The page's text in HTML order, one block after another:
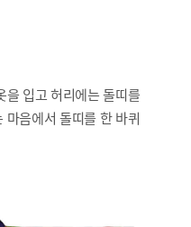
을 입고 허리에는 돌띠를
음에서 돌띠를 한 바퀴